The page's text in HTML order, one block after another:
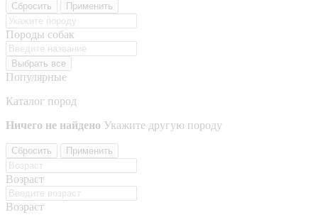
Сбросить Применить
Породы собак
Выбрать все
Популярные
Каталог пород
Ничего не найдено Укажите другую породу
Сбросить Применить
Возраст
Возраст